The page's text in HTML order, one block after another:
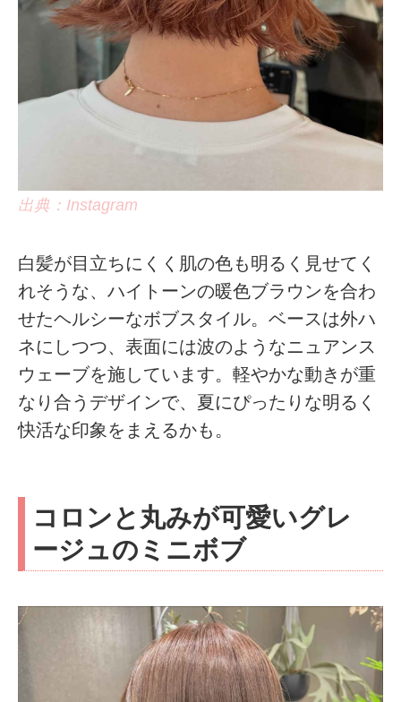
出典：Instagram
白髪が目立ちにくく肌の色も明るく見せてく
れそうな、ハイトーンの暖色ブラウンを合わ
せたヘルシーなボブスタイル。ベースは外ハ
ネにしつつ、表面には波のようなニュアンス
ウェーブを施しています。軽やかな動きが重
なり合うデザインで、夏にぴったりな明るく
快活な印象をまえるかも。
コロンと丸みが可愛いグレ
ージュのミニボブ